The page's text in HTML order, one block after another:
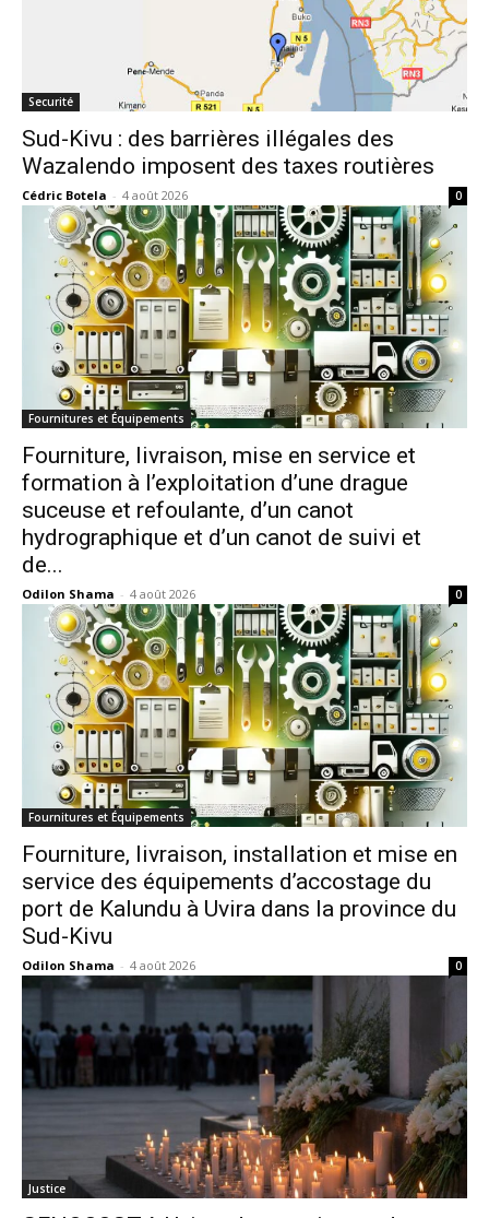
Securité
Sud-Kivu : des barrières illégales des
Wazalendo imposent des taxes routières
Cédric Botela - 4 août 2026 0
Fournitures et Équipements
Fourniture, livraison, mise en service et
formation à l’exploitation d’une drague
suceuse et refoulante, d’un canot
hydrographique et d’un canot de suivi et
de...
Odilon Shama - 4 août 2026 0
Fournitures et Équipements
Fourniture, livraison, installation et mise en
service des équipements d’accostage du
port de Kalundu à Uvira dans la province du
Sud-Kivu
Odilon Shama - 4 août 2026 0
Justice